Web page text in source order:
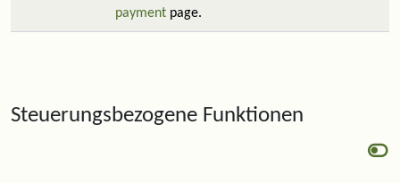
payment page.
Steuerungsbezogene Funktionen